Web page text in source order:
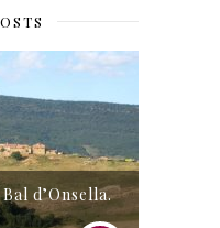
d’Onsella.